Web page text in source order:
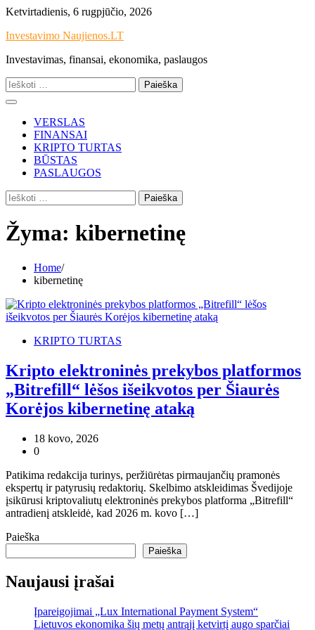
Skip
content
Ketvirtadienis, 6 rugpjūčio, 2026
Investavimo Naujienos.LT
Investavimas, finansai, ekonomika, paslaugos
Ieškoti:
VERSLAS
FINANSAI
KRIPTO TURTAS
BŪSTAS
PASLAUGOS
Ieškoti:
Žyma: kibernetinę
Home
kibernetinę
KRIPTO TURTAS
Kripto elektroninės prekybos platformos
„Bitrefill“ lėšos išeikvotos per Šiaurės
Korėjos kibernetinę ataką
18 kovo, 2026
0
Patikima redakcija turinys, peržiūrėtas pirmaujančių pramonės
ekspertų ir patyrusių redaktorių. Skelbimo atskleidimas Švedijoje
įsikūrusi kriptovaliutų elektroninės prekybos platforma „Bitrefill“
antradienį atskleidė, kad 2026 m. kovo […]
Paieška
Paieška
Naujausi įrašai
Įpareigojimai „Lux International Payment System“
Lietuvos ekonomika šių metų antrąjį ketvirtį augo sparčiai